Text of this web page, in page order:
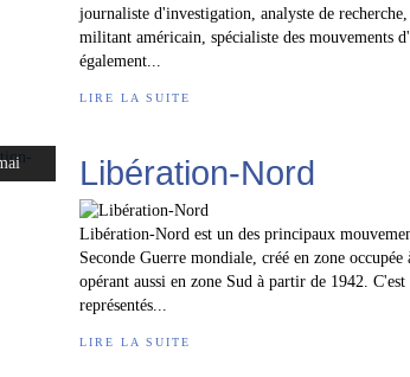
journaliste d'investigation, analyste de
militant américain, spécialiste des mouvements
également...
LIRE LA SUITE
Libération-Nord
Libération-Nord est un des principaux
Seconde Guerre mondiale, créé en zone
opérant aussi en zone Sud à partir de 1942.
représentés...
LIRE LA SUITE